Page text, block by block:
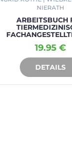
NIERATH
ARBEITSBUCH
19.95 €
DETAILS
IN DEN